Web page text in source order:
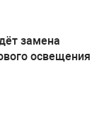
замена
освещения